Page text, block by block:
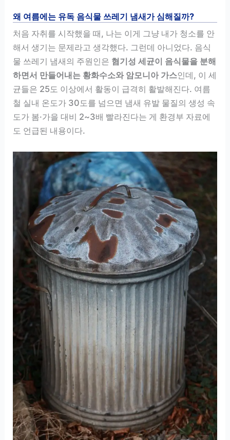
왜 여름에는 유독 음식물 쓰레기 냄새가 심해질까?
처음 자취를 시작했을 때, 나는 이게 그냥 내가 청소를 안
해서 생기는 문제라고 생각했다. 그런데 아니었다. 음식
물 쓰레기 냄새의 주원인은 혐기성 세균이 음식물을 분해
하면서 만들어내는 황화수소와 암모니아 가스인데, 이 세
균들은 25도 이상에서 활동이 급격히 활발해진다. 여름
철 실내 온도가 30도를 넘으면 냄새 유발 물질의 생성 속
도가 봄·가을 대비 2~3배 빨라진다는 게 환경부 자료에
도 언급된 내용이다.